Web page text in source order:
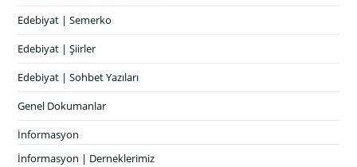
Edebiyat | Semerko
Edebiyat | Şiirler
Edebiyat | Sohbet Yazıları
Genel Dokumanlar
İnformasyon
İnformasyon | Derneklerimiz